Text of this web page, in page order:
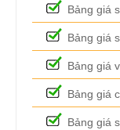
Bảng giá
Bảng giá
Bảng giá
Bảng giá
Bảng giá